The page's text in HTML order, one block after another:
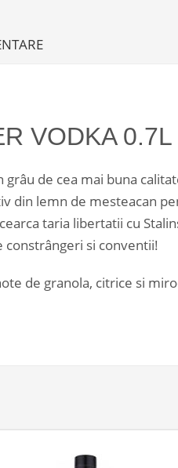
VODKA 0.7L
grâu de cea mai buna
din lemn de mesteacan
taria libertatii cu
si conventii!
de granola, citrice si